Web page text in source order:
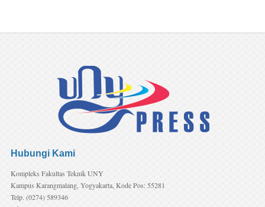
Penulis:
Paramita C
Kuswandi
Harga:
Rp80.000,-
Hubungi Kami
Kompleks Fakultas Teknik UNY
Kampus Karangmalang, Yogyakarta, Kode Pos: 55281
Telp. (0274) 589346